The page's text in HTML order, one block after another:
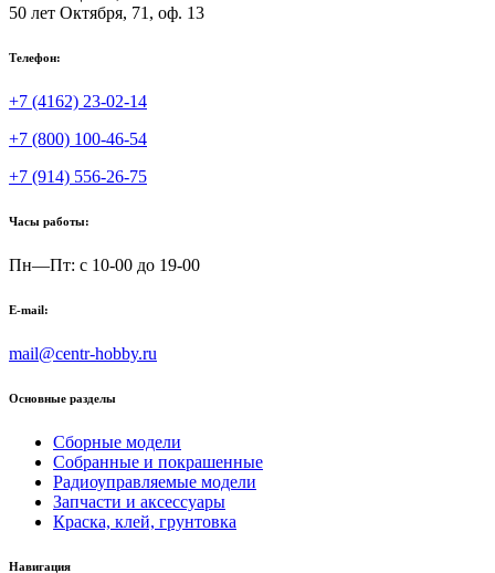
50 лет Октября, 71, оф. 13
Телефон:
+7 (4162) 23-02-14
+7 (800) 100-46-54
+7 (914) 556-26-75
Часы работы:
Пн—Пт: с 10-00 до 19-00
E-mail:
mail@centr-hobby.ru
Основные разделы
Сборные модели
Собранные и покрашенные
Радиоуправляемые модели
Запчасти и аксессуары
Краска, клей, грунтовка
Навигация